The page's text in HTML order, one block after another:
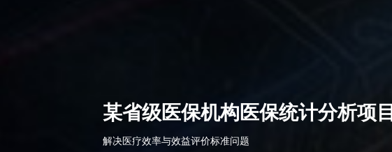
某省级医保机构医保统计分析项目
解决医疗效率与效益评价标准问题